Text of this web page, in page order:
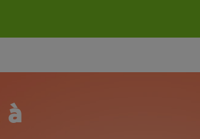
à